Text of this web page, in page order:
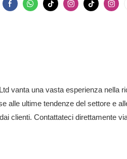
vanta una vasta esperienza nella
ultime tendenze del settore e
clienti. Contattateci direttamente